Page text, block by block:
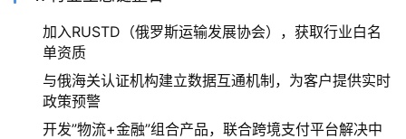
加入RUSTD（俄罗斯运输发展协会），获取行业白名
单资质
与俄海关认证机构建立数据互通机制，为客户提供实时
政策预警
开发”物流+金融”组合产品，联合跨境支付平台解决中